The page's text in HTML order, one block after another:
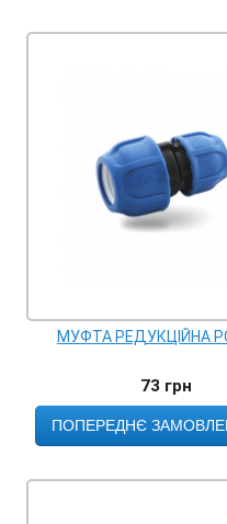
МУФТА РЕДУКЦІЙНА
73 грн
ПОПЕРЕДНЄ